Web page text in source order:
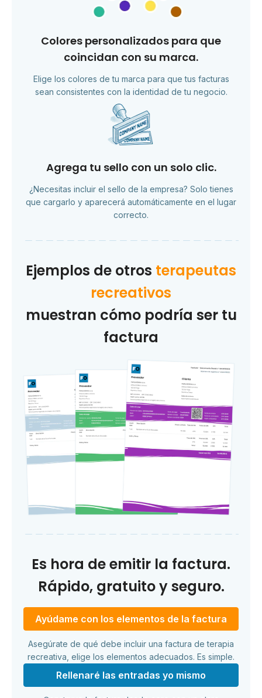
Colores personalizados para que
coincidan con su marca.
Elige los colores de tu marca para que tus facturas
sean consistentes con la identidad de tu negocio.
Agrega tu sello con un solo clic.
¿Necesitas incluir el sello de la empresa? Solo tienes
que cargarlo y aparecerá automáticamente en el lugar
correcto.
Ejemplos de otros terapeutas
recreativos
muestran cómo podría ser tu
factura
Es hora de emitir la factura.
Rápido, gratuito y seguro.
Ayúdame con los elementos de la factura
Asegúrate de qué debe incluir una factura de terapia
recreativa, elige los elementos adecuados. Es simple.
Rellenaré las entradas yo mismo